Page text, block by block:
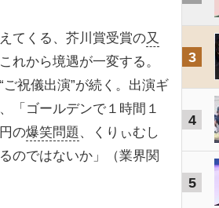
てくる、芥川賞受賞の又
れから境遇が一変する。
ご祝儀出演”が続く。出演ギ
「ゴールデンで１時間１
の爆笑問題 、くりぃむし
のではないか」（業界関
3
4
5